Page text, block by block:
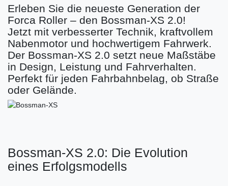
Erleben Sie die neueste Generation der
Forca Roller – den Bossman-XS 2.0!
Jetzt mit verbesserter Technik, kraftvollem
Nabenmotor und hochwertigem Fahrwerk.
Der Bossman-XS 2.0 setzt neue Maßstäbe
in Design, Leistung und Fahrverhalten.
Perfekt für jeden Fahrbahnbelag, ob Straße
oder Gelände.
Bossman-XS 2.0: Die Evolution
eines Erfolgsmodells